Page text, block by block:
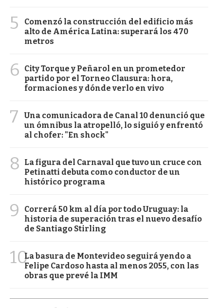
5
Comenzó la construcción del edificio más
alto de América Latina: superará los 470
metros
6
City Torque y Peñarol en un prometedor
partido por el Torneo Clausura: hora,
formaciones y dónde verlo en vivo
7
Una comunicadora de Canal 10 denunció que
un ómnibus la atropelló, lo siguió y enfrentó
al chofer: "En shock"
8
La figura del Carnaval que tuvo un cruce con
Petinatti debuta como conductor de un
histórico programa
9
Correrá 50 km al día por todo Uruguay: la
historia de superación tras el nuevo desafío
de Santiago Stirling
10La basura de Montevideo seguirá yendo a
Felipe Cardoso hasta al menos 2055, con las
obras que prevé la IMM